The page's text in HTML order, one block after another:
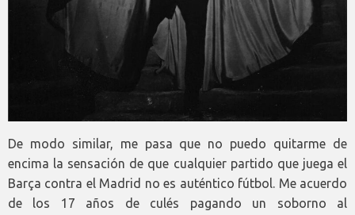
De modo similar, me pasa que no puedo quitarme de
encima la sensación de que cualquier partido que juega el
Barça contra el Madrid no es auténtico fútbol. Me acuerdo
de los 17 años de culés pagando un soborno al